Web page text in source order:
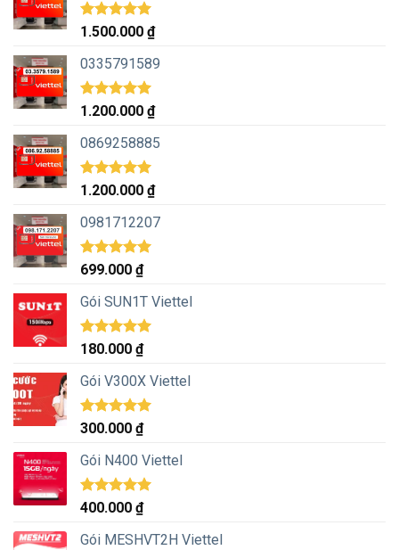
Được xếp
5 sao
1.500.000 ₫
0335791589
Được xếp
5 sao
1.200.000 ₫
0869258885
Được xếp
5 sao
1.200.000 ₫
0981712207
Được xếp
5.00
5 sao
699.000 ₫
Gói SUN1T Viettel
Được xếp
5.00
5 sao
180.000 ₫
Gói V300X Viettel
Được xếp
5.00
5 sao
300.000 ₫
Gói N400 Viettel
Được xếp
5.00
5 sao
400.000 ₫
Gói MESHVT2H Viettel